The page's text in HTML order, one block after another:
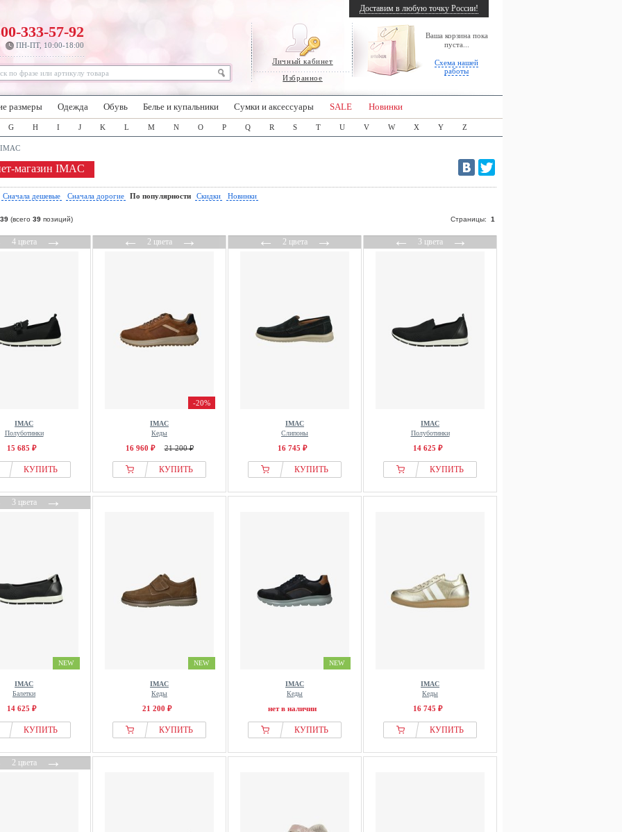
Личный кабинет
Избранное
Ваша корзина пока
пуста...
Схема нашей
работы
333-57-92
ПН-ПТ, 10:00-18:00
Доставим в любую точку России!
размеры Одежда Обувь Белье и купальники Сумки и аксессуары SALE Новинки
G H I J K L M N O P Q R S T U V W X Y Z
IMAC
магазин IMAC
Сначала дешевые Сначала дорогие По популярности Скидки Новинки
39 (всего 39 позиций) Страницы: 1
4 цвета→
IMAC
Полуботинки
15 685 ₽
КУПИТЬ
←2 цвета→
-20%
IMAC
Кеды
16 960 ₽ 21 200 ₽
КУПИТЬ
←2 цвета→
IMAC
Слипоны
16 745 ₽
КУПИТЬ
←3 цвета→
IMAC
Полуботинки
14 625 ₽
КУПИТЬ
3 цвета→
NEW
IMAC
Балетки
14 625 ₽
КУПИТЬ
NEW
IMAC
Кеды
21 200 ₽
КУПИТЬ
NEW
IMAC
Кеды
нет в наличии
КУПИТЬ
IMAC
Кеды
16 745 ₽
КУПИТЬ
2 цвета→